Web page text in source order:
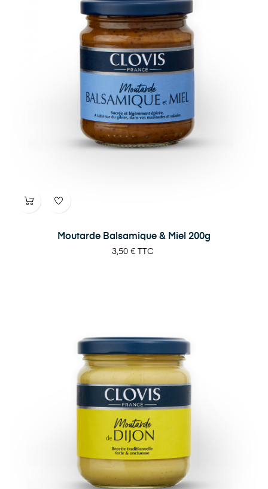
Moutarde Balsamique & Miel 200g
Prix
3,50 € TTC